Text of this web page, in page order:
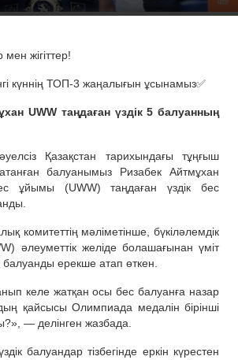
жігіттер!
күннің ТОП-3 жаңалығын ұсынамыз✅
UWW таңдаған үздік 5 балуанның
Қазақстан тарихындағы тұңғыш
балуанымыз Ризабек Айтмұхан
ұйымы (UWW) таңдаған үздік бес
комитеттің мәліметінше, бүкіләлемдік
әлеуметтік желіде болашағынан үміт
балуанды ерекше атап өткен.
келе жатқан осы бес балуанға назар
қайсысы Олимпиада медалін бірінші
— делінген жазбада.
балуандар тізбегінде еркін күрестен